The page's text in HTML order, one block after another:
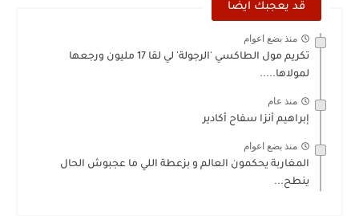
قد يعجبك ايضا
منذ بضع اعوام
تكريم مول الطاكسي 'الرجولة' لي لقا 17 مليون ورجعها
لمولاها.....
منذ عام
إبراهيم أنزا سفاح أكادير
منذ بضع اعوام
المغاربة يحكمون العالم و بزعطة اللي ما عجبوش الحال
ينطح...